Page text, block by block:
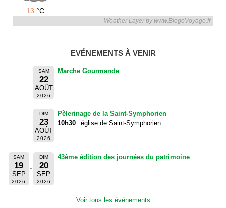
13 °C
Weather Layer by www.BlogoVoyage.fr
EVÉNEMENTS À VENIR
SAM
22
AOÛT
2026
Marche Gourmande
DIM
23
AOÛT
2026
Pèlerinage de la Saint-Symphorien
10h30
église de Saint-Symphorien
SAM
19
SEP
2026
DIM
20
SEP
2026
43ème édition des journées du patrimoine
Voir tous les événements